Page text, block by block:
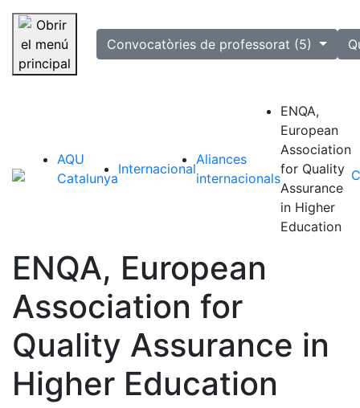
Saltar la navegació
selectedConvocatòries de professorat (5)
AQU
Catalunya
Internacional
Aliances
internacionals
ENQA,
European
Association
for Quality
Assurance
in Higher
Education
ENQA, European
Association for
Quality Assurance in
Higher Education